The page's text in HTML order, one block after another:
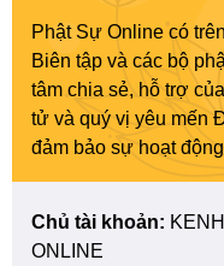
Phật Sự Online có
Biên tập và các bộ
tâm chia sẻ, hỗ trợ
tử và quý vị yêu mến
đảm bảo sự hoạt
Chủ tài khoản:
ONLINE